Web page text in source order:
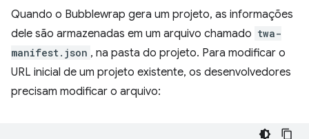
Quando o Bubblewrap gera um projeto, as informações
dele são armazenadas em um arquivo chamado twa-
manifest.json , na pasta do projeto. Para modificar o
URL inicial de um projeto existente, os desenvolvedores
precisam modificar o arquivo: